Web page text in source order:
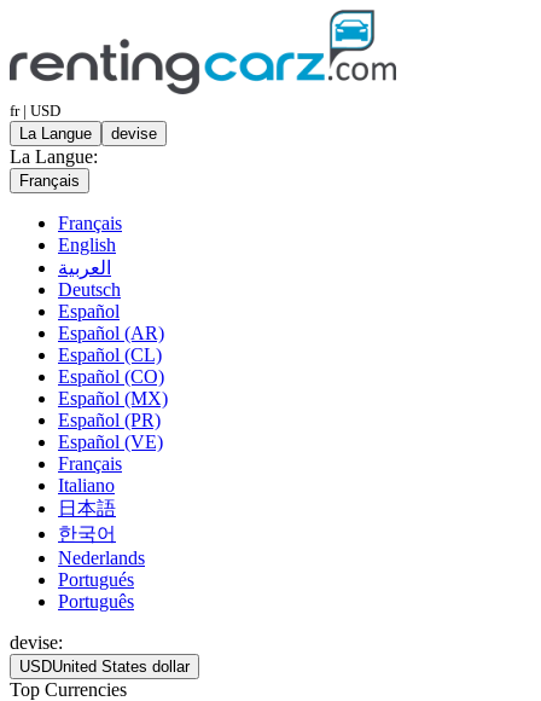
fr | USD
La Langue
devise
La Langue:
Français
Français
English
العربية
Deutsch
Español
Español (AR)
Español (CL)
Español (CO)
Español (MX)
Español (PR)
Español (VE)
Français
Italiano
日本語
한국어
Nederlands
Portugués
Português
devise:
USDUnited States dollar
Top Currencies